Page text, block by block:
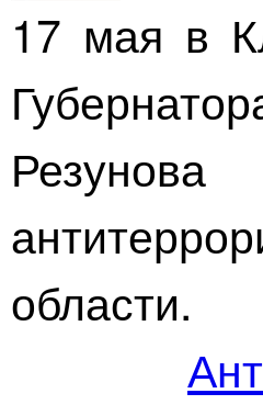
17 мая в
Резунова
области.